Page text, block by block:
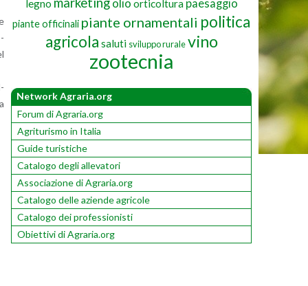
legno orticoltura paesaggio
piante officinali piante ornamentali politica
agricola saluti sviluppo rurale vino
zootecnia
Network Agraria.org
Forum di Agraria.org
Agriturismo in Italia
Guide turistiche
Catalogo degli allevatori
Associazione di Agraria.org
Catalogo delle aziende agricole
Catalogo dei professionisti
Obiettivi di Agraria.org